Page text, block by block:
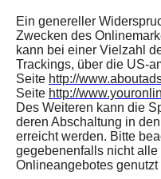
Ein genereller
Zwecken des
kann bei einer Vielzahl
Trackings, über die US-
Seite http://
Seite http://
Des Weiteren kann die
deren Abschaltung in
erreicht werden. Bitte
gegebenenfalls nicht
Onlineangebotes